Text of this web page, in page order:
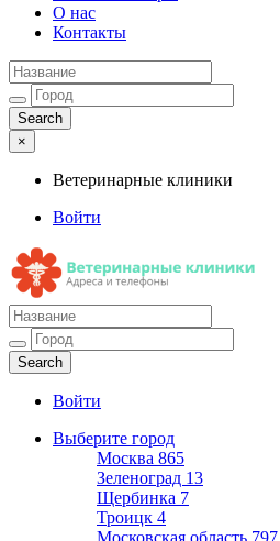
О нас
Контакты
×
Ветеринарные клиники
Войти
Ветеринарные клиники
Адреса и телефоны
Войти
Выберите город
Москва 865
Зеленоград 13
Щербинка 7
Троицк 4
Московская область 797